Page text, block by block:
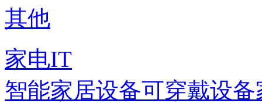
其他
家电IT
智能家居设备可穿戴设备